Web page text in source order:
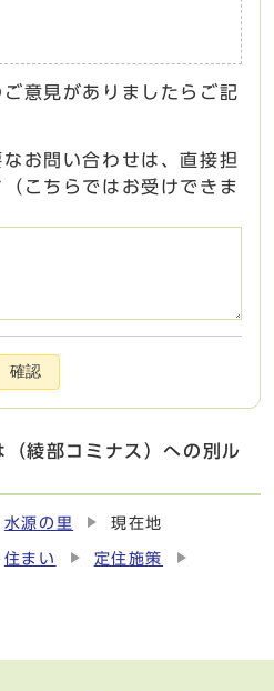
意見がありましたらご記
なお問い合わせは、直接担
こちらではお受けできま
確認
綾部コミナス）への別ル
水源の里 現在地
住まい
定住施策